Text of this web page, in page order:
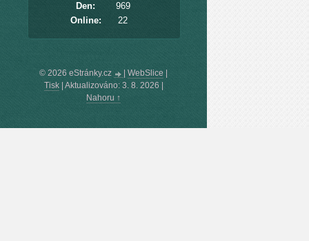
Online: 22
Den:
969
© 2026 eStránky.cz WebSlice
Tisk| Aktualizováno: 3. 8. 2026
Nahoru ↑